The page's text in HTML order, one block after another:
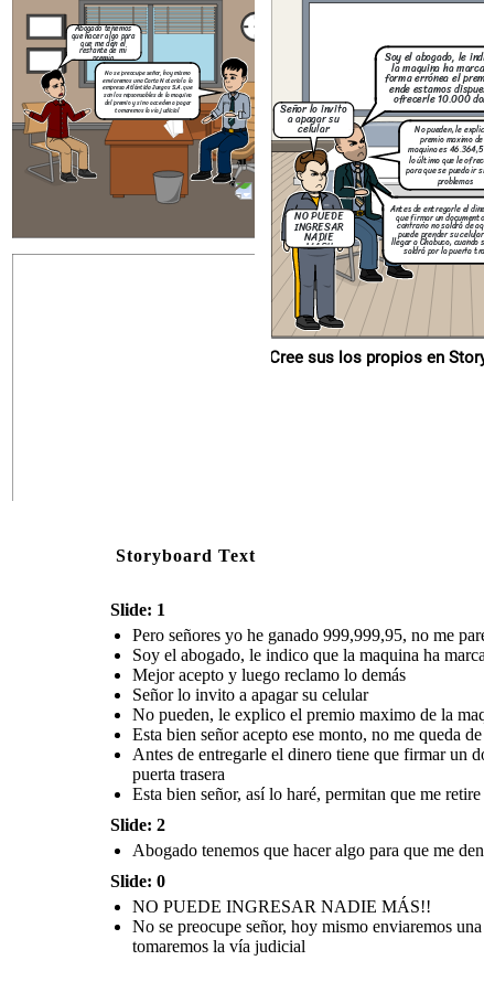
Abogado tenemos
que hacer algo para
que me den el
restante de mi
premio
No se preocupe señor, hoy mismo
enviaremos una Carta Notarial a la
empresa Atlántida Juegos S.A. que
son los repsonsables de la maquina
del premio y si no acceden a pagar
tomaremos la vía judicial
Cree sus
Señor lo invito
a apagar su
celular
Soy el abogado, le
la maquina ha marcado de
forma errónea el
ende estamos
ofrecerle 10.000
NO PUEDE
INGRESAR
NADIE
MÁS!!
No pueden, le
premio maximo
maquina es
lo último que le
para que se pueda ir
problemas
Antes de entregarle el
que firmar un
contrario no saldrá de
puede prender su
llegar a Chabuco, cuando
saldrá por la puerta
Storyboard Text
Slide: 1
Pero señores yo he ganado 999,999,95, no me
Soy el abogado, le indico que la maquina ha
Mejor acepto y luego reclamo lo demás
Señor lo invito a apagar su celular
No pueden, le explico el premio maximo de la
Esta bien señor acepto ese monto, no me queda
Antes de entregarle el dinero tiene que firmar un
puerta trasera
Esta bien señor, así lo haré, permitan que me
Slide: 2
Abogado tenemos que hacer algo para que me
Slide: 0
NO PUEDE INGRESAR NADIE MÁS!!
No se preocupe señor, hoy mismo enviaremos
tomaremos la vía judicial